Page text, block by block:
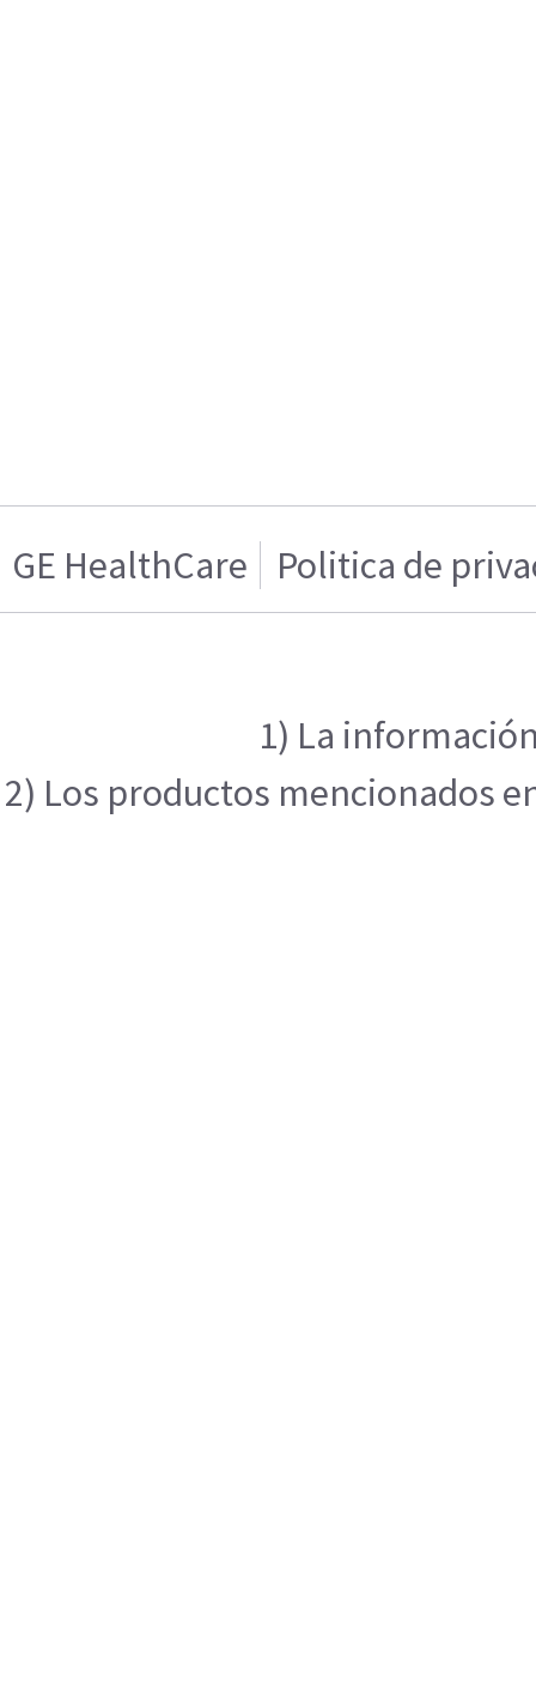
GE HealthCare Politica de
1) La
2) Los productos mencionados